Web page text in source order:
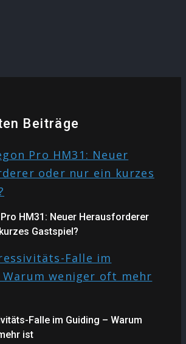
Beiträge
HM31: Neuer Herausforderer
Gastspiel?
Falle im Guiding – Warum
ist